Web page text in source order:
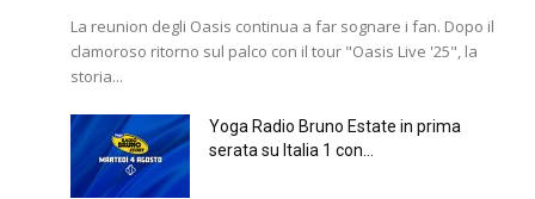
La reunion degli Oasis continua a far sognare i fan. Dopo il
clamoroso ritorno sul palco con il tour "Oasis Live '25", la
storia...
Yoga Radio Bruno Estate in prima
serata su Italia 1 con...